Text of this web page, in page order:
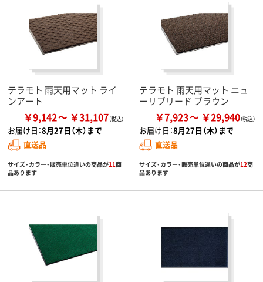
テラモト 雨天用マット ライ
ンアート
￥9,142 ￥31,107
お届け日：8月27日（木）まで
直送品
サイズ・カラー・販売単位違いの商品が11商
品あります
テラモト 雨天用マット ニュ
ーリブリード ブラウン
￥7,923 ￥29,940
お届け日：8月27日（木）まで
直送品
サイズ・カラー・販売単位違いの商品が12商
品あります